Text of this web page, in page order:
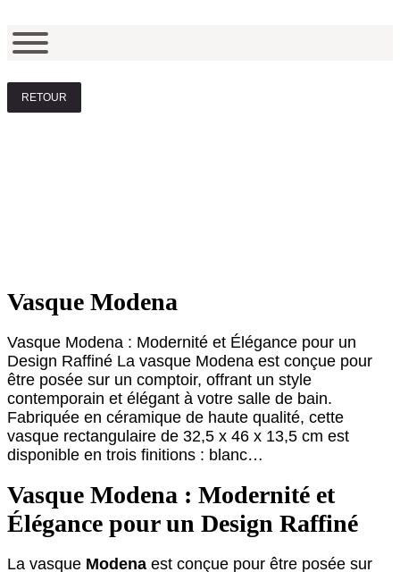
RETOUR
Vasque Modena
Vasque Modena : Modernité et Élégance pour un
Design Raffiné La vasque Modena est conçue pour
être posée sur un comptoir, offrant un style
contemporain et élégant à votre salle de bain.
Fabriquée en céramique de haute qualité, cette
vasque rectangulaire de 32,5 x 46 x 13,5 cm est
disponible en trois finitions : blanc…
Vasque Modena : Modernité et
Élégance pour un Design Raffiné
La vasque Modena est conçue pour être posée sur